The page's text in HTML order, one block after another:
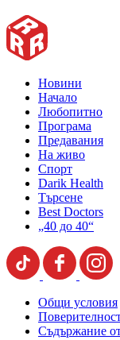
Новини
Начало
Любопитно
Програма
Предавания
На живо
Спорт
Darik Health
Търсене
Best Doctors
„40 до 40“
Общи условия
Съдържание